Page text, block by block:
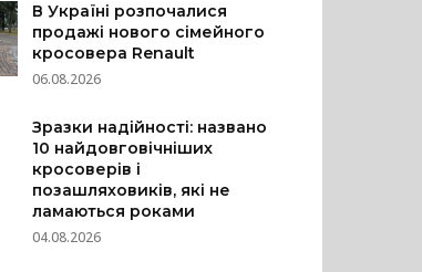
В Україні розпочалися
продажі нового сімейного
кросовера Renault
06.08.2026
Зразки надійності: названо
10 найдовговічніших
кросоверів і
позашляховиків, які не
ламаються роками
04.08.2026